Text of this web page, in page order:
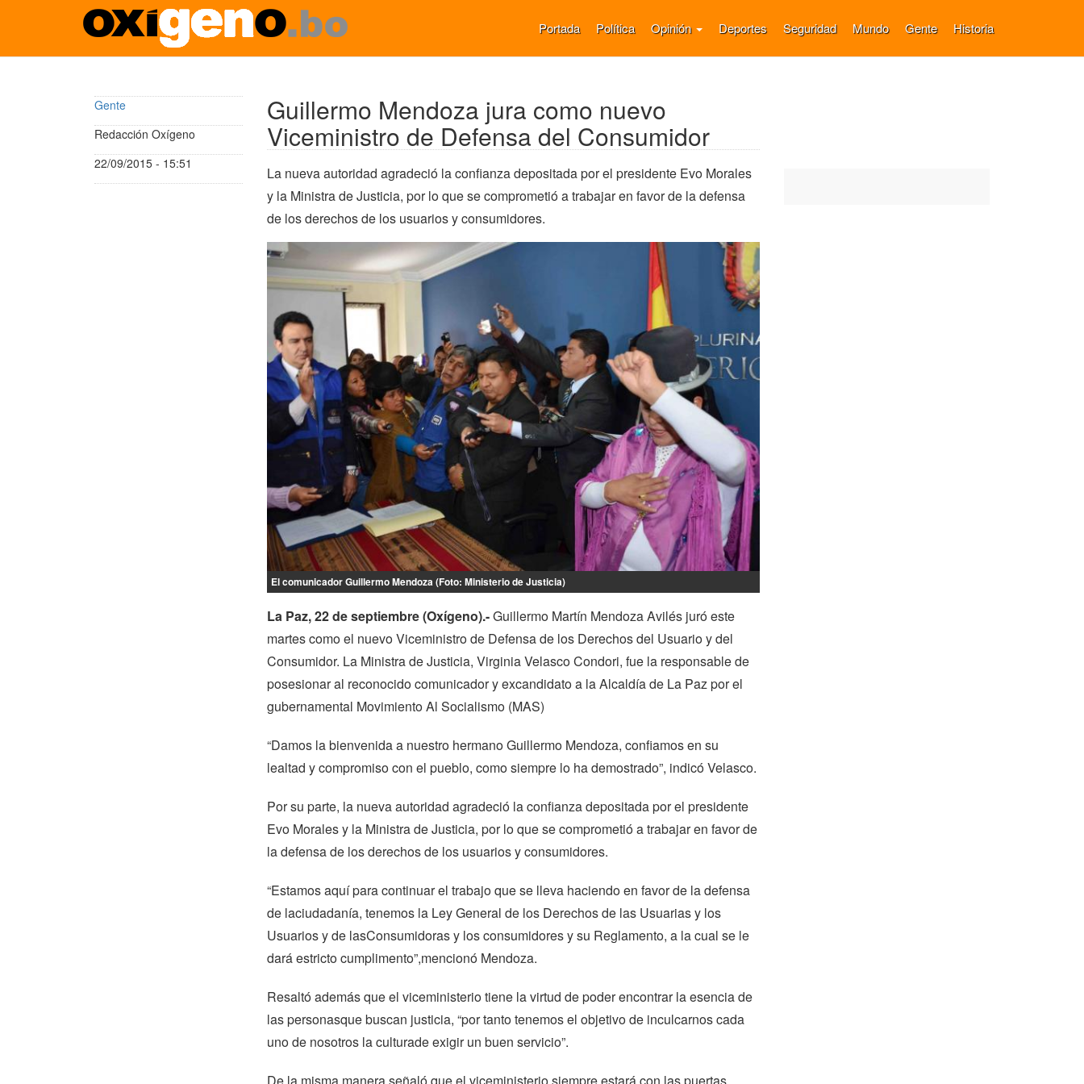
Pasar
Portada Política Opinión Deportes Seguridad Mundo Gente Historia
Gente
Redacción Oxígeno
22/09/2015 - 15:51
Guillermo Mendoza jura como nuevo
Viceministro de Defensa del Consumidor
La nueva autoridad agradeció la confianza depositada por el presidente Evo Morales
y la Ministra de Justicia, por lo que se comprometió a trabajar en favor de la defensa
de los derechos de los usuarios y consumidores.
El comunicador Guillermo Mendoza (Foto: Ministerio de Justicia)
La Paz, 22 de septiembre (Oxígeno).-Guillermo Martín Mendoza Avilés juró este
martes como el nuevo Viceministro de Defensa de los Derechos del Usuario y del
Consumidor. La Ministra de Justicia, Virginia Velasco Condori, fue la responsable de
posesionar al reconocido comunicador y excandidato a la Alcaldía de La Paz por el
gubernamental Movimiento Al Socialismo (MAS)
“Damos la bienvenida a nuestro hermano Guillermo Mendoza, confiamos en su
lealtad y compromiso con el pueblo, como siempre lo ha demostrado”, indicó Velasco.
Por su parte, la nueva autoridad agradeció la confianza depositada por el presidente
Evo Morales y la Ministra de Justicia, por lo que se comprometió a trabajar en favor de
la defensa de los derechos de los usuarios y consumidores.
“Estamos aquí para continuar el trabajo que se lleva haciendo en favor de la defensa
de laciudadanía, tenemos la Ley General de los Derechos de las Usuarias y los
Usuarios y de lasConsumidoras y los consumidores y su Reglamento, a la cual se le
dará estricto cumplimento”,mencionó Mendoza.
Resaltó además que el viceministerio tiene la virtud de poder encontrar la esencia de
las personasque buscan justicia, “por tanto tenemos el objetivo de inculcarnos cada
uno de nosotros la culturade exigir un buen servicio”.
De la misma manera señaló que el viceministerio siempre estará con las puertas